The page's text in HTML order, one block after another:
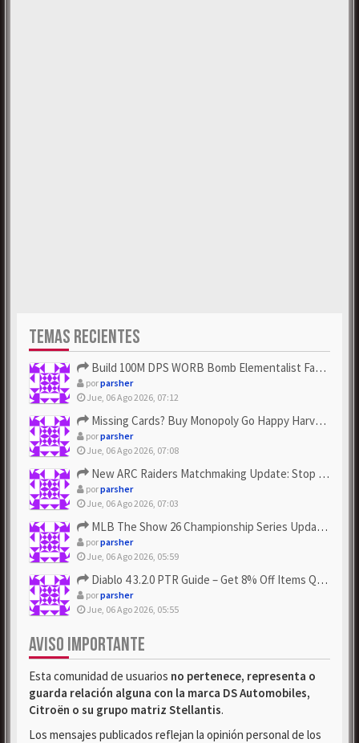
TEMAS RECIENTES
Build 100M DPS WORB Bomb Elementalist Fast - Grab POE Curren...
porparsher
Jue, 06 Ago 2026, 07:12
Missing Cards? Buy Monopoly Go Happy Harvest with Looney Tun...
porparsher
Jue, 06 Ago 2026, 07:08
New ARC Raiders Matchmaking Update: Stop Failed - Grab Bluep...
porparsher
Jue, 06 Ago 2026, 07:03
MLB The Show 26 Championship Series Update! Get Cheap & ...
porparsher
Jue, 06 Ago 2026, 05:59
Diablo 4 3.2.0 PTR Guide – Get 8% Off Items Quickly to Test ...
porparsher
Jue, 06 Ago 2026, 05:55
AVISO IMPORTANTE
Esta comunidad de usuarios no pertenece, representa o
guarda relación alguna con la marca DS Automobiles,
Citroën o su grupo matriz Stellantis.
Los mensajes publicados reflejan la opinión personal de los